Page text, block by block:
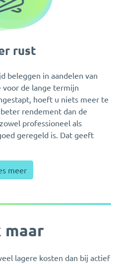
rust
beleggen in aandelen van
de lange termijn
hoeft u niets meer te
rendement dan de
professioneel als
geregeld is. Dat geeft
meer
maar
lagere kosten dan bij actief